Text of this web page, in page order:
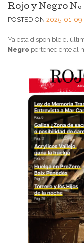
Rojo y Negro Nº
POSTED ON 2025-01-09
Ya está disponible el
Negro perteneciente al